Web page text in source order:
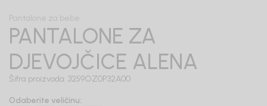
Pantalone za bebe
PANTALONE ZA
DJEVOJČICE ALENA
Šifra proizvoda: 3259OZ0P32A00
Odaberite veličinu: